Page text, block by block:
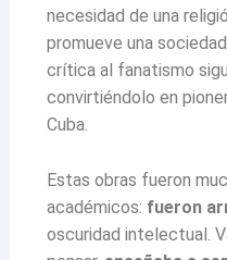
necesidad de una
promueve una
crítica al fanatismo
convirtiéndolo en
Cuba.
Estas obras fueron
académicos: fueron
oscuridad intelectual.